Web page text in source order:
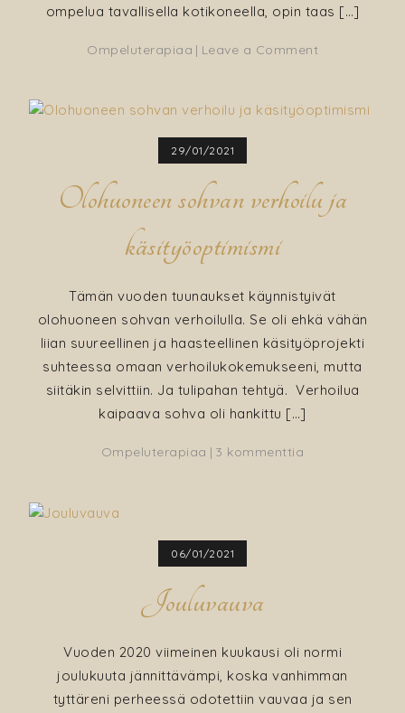
ompelua tavallisella kotikoneella, opin taas […]
Ompeluterapiaa Leave a Comment
ja
ompeluun
29/01/2021
Olohuoneen sohvan verhoilu ja
käsityöoptimismi
Tämän vuoden tuunaukset käynnistyivät
olohuoneen sohvan verhoilulla. Se oli ehkä vähän
liian suureellinen ja haasteellinen käsityöprojekti
suhteessa omaan verhoilukokemukseeni, mutta
siitäkin selvittiin. Ja tulipahan tehtyä. Verhoilua
kaipaava sohva oli hankittu […]
Ompeluterapiaa 3 kommenttia
06/01/2021
Jouluvauva
Vuoden 2020 viimeinen kuukausi oli normi
joulukuuta jännittävämpi, koska vanhimman
tyttäreni perheessä odotettiin vauvaa ja sen